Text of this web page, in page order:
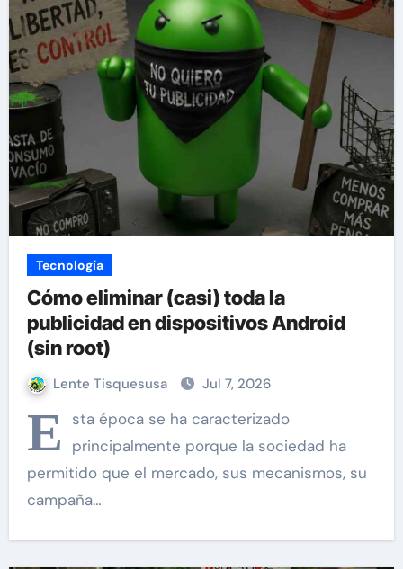
Tecnología
Cómo eliminar (casi) toda la
publicidad en dispositivos Android
(sin root)
Lente Tisquesusa Jul 7, 2026
E
sta época se ha caracterizado
principalmente porque la sociedad ha
permitido que el mercado, sus mecanismos, su
campaña…